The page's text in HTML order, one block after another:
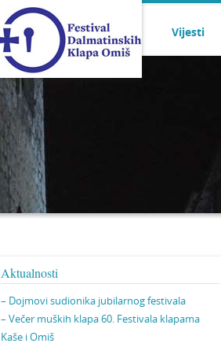
Vijesti
Aktualnosti
– Dojmovi sudionika jubilarnog festivala
– Večer muških klapa 60. Festivala klapama
Kaše i Omiš